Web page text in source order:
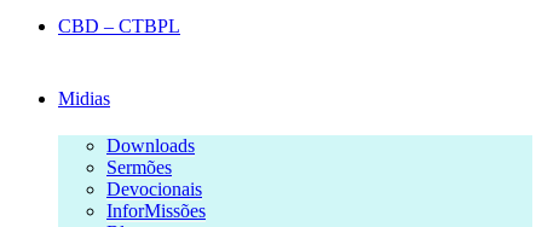
CBD – CTBPL
Midias
Downloads
Sermões
Devocionais
InforMissões